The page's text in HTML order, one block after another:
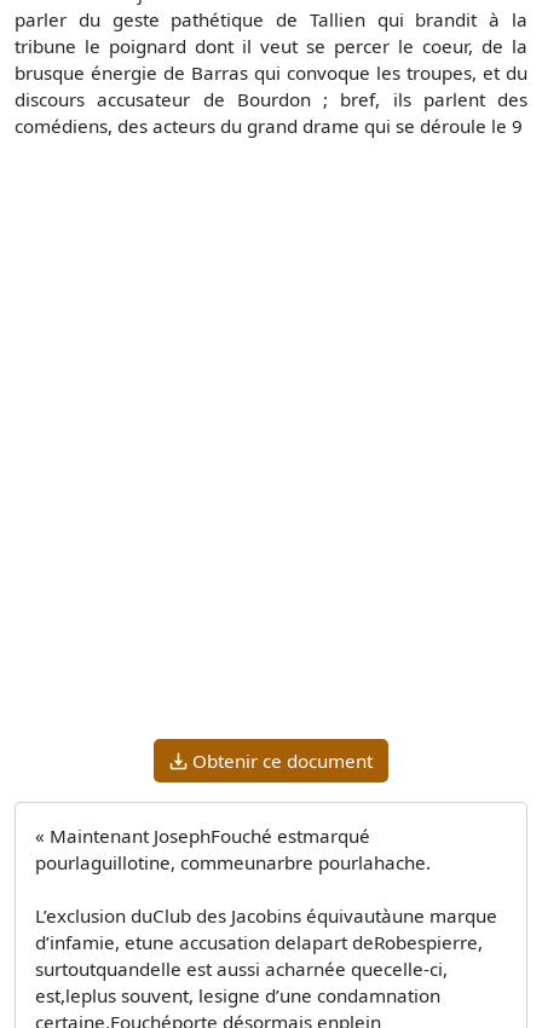
Obtenir ce document
« Maintenant JosephFouché estmarqué
pourlaguillotine, commeunarbre pourlahache.
L’exclusion duClub des Jacobins équivautàune marque
d’infamie, etune accusation delapart deRobespierre,
surtoutquandelle est aussi acharnée quecelle-ci,
est,leplus souvent, lesigne d’une condamnation
certaine.Fouchéporte désormais enplein